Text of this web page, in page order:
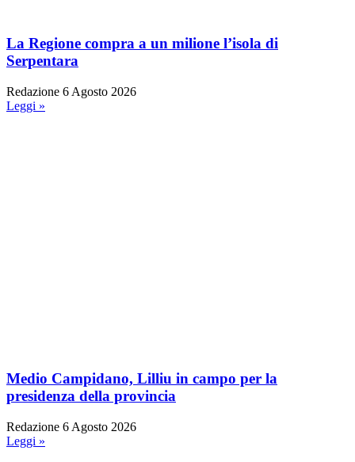
La Regione compra a un milione l’isola di
Serpentara
Redazione 6 Agosto 2026
Leggi »
Medio Campidano, Lilliu in campo per la
presidenza della provincia
Redazione 6 Agosto 2026
Leggi »